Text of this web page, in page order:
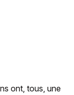
ont, tous, une